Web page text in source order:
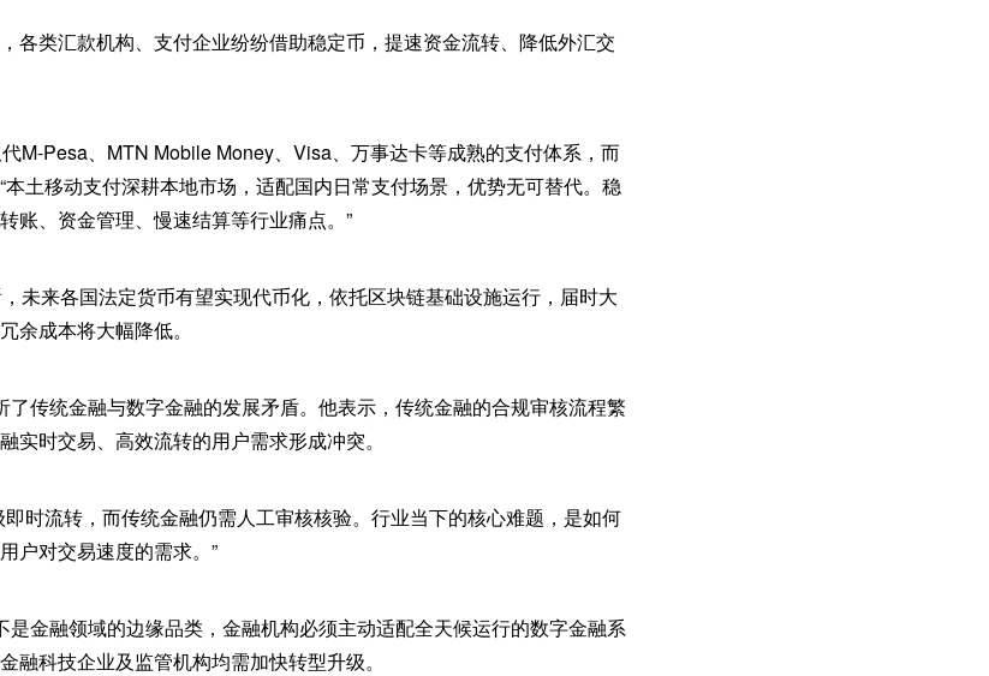
各类汇款机构、支付企业纷纷借助稳定币，提速资金流转、降低外汇交
M-Pesa、MTN Mobile Money、Visa、万事达卡等成熟的支付体系，而
土移动支付深耕本地市场，适配国内日常支付场景，优势无可替代。稳
账、资金管理、慢速结算等行业痛点。”
未来各国法定货币有望实现代币化，依托区块链基础设施运行，届时大
余成本将大幅降低。
传统金融与数字金融的发展矛盾。他表示，传统金融的合规审核流程繁
实时交易、高效流转的用户需求形成冲突。
时流转，而传统金融仍需人工审核核验。行业当下的核心难题，是如何
户对交易速度的需求。”
金融领域的边缘品类，金融机构必须主动适配全天候运行的数字金融系
融科技企业及监管机构均需加快转型升级。